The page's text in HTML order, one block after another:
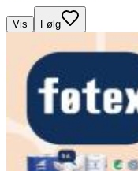
Vis Følg